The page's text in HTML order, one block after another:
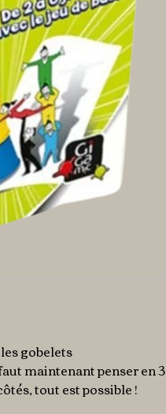
gobelets
maintenant penser en 3
tout est possible !